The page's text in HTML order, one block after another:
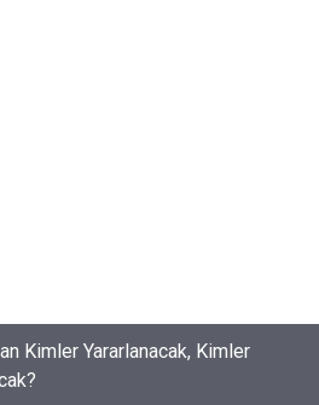
Kimler Yararlanacak, Kimler